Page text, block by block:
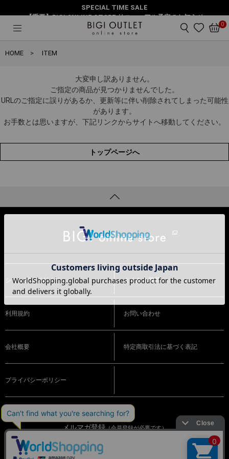
SPECIAL TIME SALE
【重要】BIGI ONLINE STORE リニューアル予定のお知らせ
0
HOME ITEM
大変申し訳ありません。
ご指定の商品が見つかりませんでした。
URLのご指定に誤りがあるか、更新等に伴い削除されてしまった可能性
があります。
お手数とは思いますが、下記リンクからサイトへ移動してください。
トップページへ
ショッピングガイド よくある質問
利用規約 お問い合わせ
会社概要 特定商取引法に基づく表記
プライバシーポリシー
メルマガ登録（会員登録が必要です）
OFFICIAL SNS